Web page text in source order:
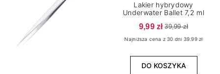
Lakier hybrydowy
Underwater Ballet 7,2 ml
9,99 zł 39,99 zł
Najniższa cena z 30 dni 39.99 zł
DO KOSZYKA